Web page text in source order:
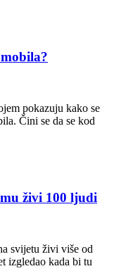
pokazuju kako se
Čini se da se kod
živi 100 ljudi
svijetu živi više od
izgledao kada bi tu